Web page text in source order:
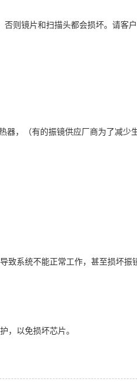
则镜片和扫描头都会损坏。请客
器，（有的振镜供应厂商为了减少
系统不能正常工作，甚至损坏振
，以免损坏芯片。